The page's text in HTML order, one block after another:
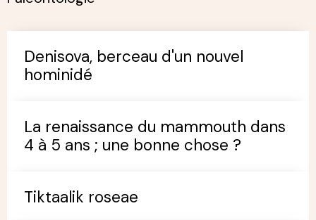
Denisova, berceau d'un nouvel
hominidé
La renaissance du mammouth dans
4 à 5 ans ; une bonne chose ?
Tiktaalik roseae